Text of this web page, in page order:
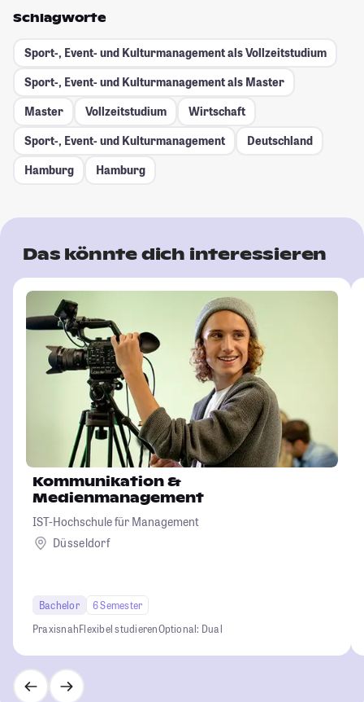
Schlagworte
Sport-, Event- und Kulturmanagement als Vollzeitstudium
Sport-, Event- und Kulturmanagement als Master
Master
Vollzeitstudium
Wirtschaft
Sport-, Event- und Kulturmanagement
Deutschland
Hamburg
Hamburg
Das könnte dich interessieren
Kommunikation &
Medienmanagement
IST-Hochschule für Management
Düsseldorf
Bachelor
6 Semester
PraxisnahFlexibel studierenOptional: Dual